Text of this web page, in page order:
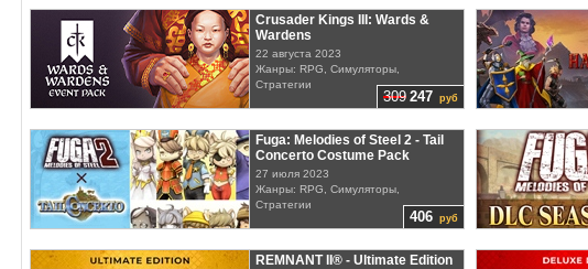
309 247 руб
Crusader Kings III: Wards &
Wardens
22 августа 2023
Жанры: RPG, Симуляторы,
Стратегии
406 руб
Fuga: Melodies of Steel 2 - Tail
Concerto Costume Pack
27 июля 2023
Жанры: RPG, Симуляторы,
Стратегии
REMNANT II® - Ultimate Edition